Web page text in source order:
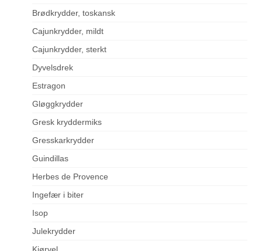
Brødkrydder, toskansk
Cajunkrydder, mildt
Cajunkrydder, sterkt
Dyvelsdrek
Estragon
Gløggkrydder
Gresk kryddermiks
Gresskarkrydder
Guindillas
Herbes de Provence
Ingefær i biter
Isop
Julekrydder
Kjørvel